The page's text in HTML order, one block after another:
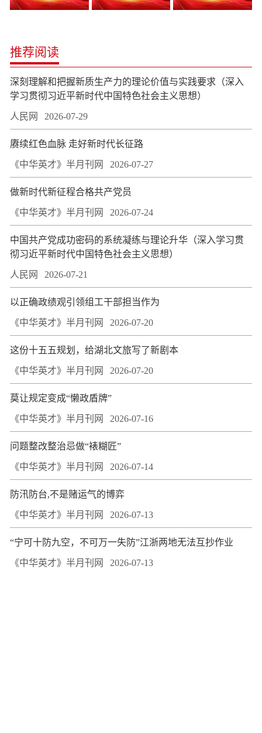
推荐阅读
深刻理解和把握新质生产力的理论价值与实践要求（深入
学习贯彻习近平新时代中国特色社会主义思想）
人民网 2026-07-29
赓续红色血脉 走好新时代长征路
《中华英才》半月刊网 2026-07-27
做新时代新征程合格共产党员
《中华英才》半月刊网 2026-07-24
中国共产党成功密码的系统凝练与理论升华（深入学习贯
彻习近平新时代中国特色社会主义思想）
人民网 2026-07-21
以正确政绩观引领组工干部担当作为
《中华英才》半月刊网 2026-07-20
这份十五五规划，给湖北文旅写了新剧本
《中华英才》半月刊网 2026-07-20
莫让规定变成“懒政盾牌”
《中华英才》半月刊网 2026-07-16
问题整改整治忌做“裱糊匠”
《中华英才》半月刊网 2026-07-14
防汛防台,不是赌运气的博弈
《中华英才》半月刊网 2026-07-13
“宁可十防九空，不可万一失防”江浙两地无法互抄作业
《中华英才》半月刊网 2026-07-13